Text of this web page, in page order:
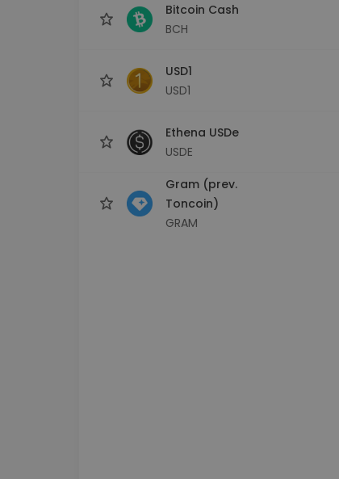
Bitcoin Cash
BCH
USD1
USD1
Ethena USDe
USDE
Gram (prev.
Toncoin)
GRAM